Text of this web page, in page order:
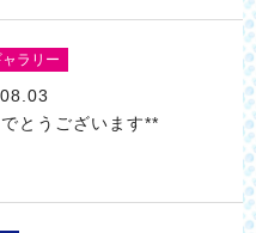
ラリー
とうございます**